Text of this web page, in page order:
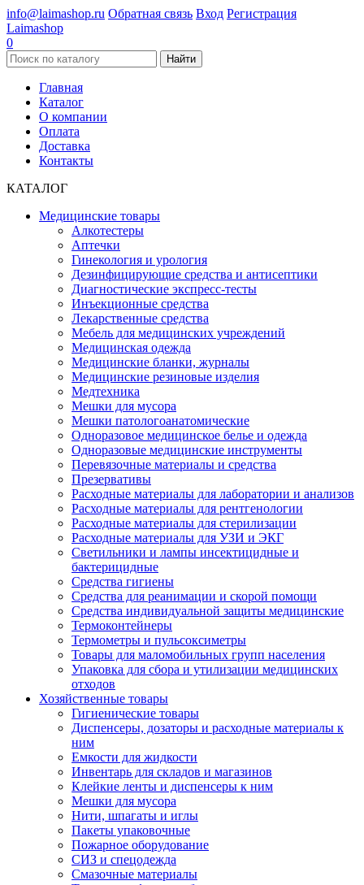
info@laimashop.ru Обратная связь Вход Регистрация
Laimashop
0
Найти
Главная
Каталог
О компании
Оплата
Доставка
Контакты
КАТАЛОГ
Медицинские товары
Алкотестеры
Аптечки
Гинекология и урология
Дезинфицирующие средства и антисептики
Диагностические экспресс-тесты
Инъекционные средства
Лекарственные средства
Мебель для медицинских учреждений
Медицинская одежда
Медицинские бланки, журналы
Медицинские резиновые изделия
Медтехника
Мешки для мусора
Мешки патологоанатомические
Одноразовое медицинское белье и одежда
Одноразовые медицинские инструменты
Перевязочные материалы и средства
Презервативы
Расходные материалы для лаборатории и анализов
Расходные материалы для рентгенологии
Расходные материалы для стерилизации
Расходные материалы для УЗИ и ЭКГ
Светильники и лампы инсектицидные и
бактерицидные
Средства гигиены
Средства для реанимации и скорой помощи
Средства индивидуальной защиты медицинские
Термоконтейнеры
Термометры и пульсоксиметры
Товары для маломобильных групп населения
Упаковка для сбора и утилизации медицинских
отходов
Хозяйственные товары
Гигиенические товары
Диспенсеры, дозаторы и расходные материалы к
ним
Емкости для жидкости
Инвентарь для складов и магазинов
Клейкие ленты и диспенсеры к ним
Мешки для мусора
Нити, шпагаты и иглы
Пакеты упаковочные
Пожарное оборудование
СИЗ и спецодежда
Смазочные материалы